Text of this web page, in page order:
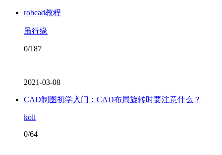
robcad教程
虽行缘
0/187
2021-03-08
CAD制图初学入门：CAD布局旋转时要注意什么？
koli
0/64